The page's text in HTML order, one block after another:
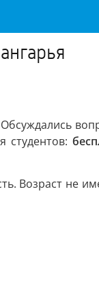
студентов:
Возраст не